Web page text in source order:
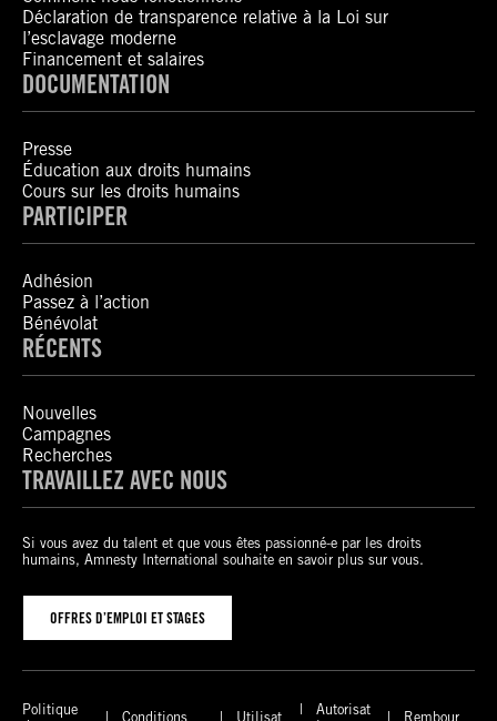
Déclaration de transparence relative à la Loi sur
l’esclavage moderne
Financement et salaires
DOCUMENTATION
Presse
Éducation aux droits humains
Cours sur les droits humains
PARTICIPER
Adhésion
Passez à l’action
Bénévolat
RÉCENTS
Nouvelles
Campagnes
Recherches
TRAVAILLEZ AVEC NOUS
Si vous avez du talent et que vous êtes passionné-e par les droits
humains, Amnesty International souhaite en savoir plus sur vous.
OFFRES D’EMPLOI ET STAGES
Politique
Conditions Utilisat
Autorisat
Rembour